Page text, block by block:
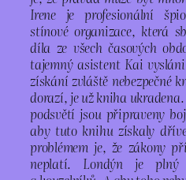
Irene je profesionální
stínové organizace, která
díla ze všech časových
tajemný asistent Kai
získání zvláště nebezpečné
dorazí, je už kniha
podsvětí jsou připraveny
aby tuto knihu získaly
problémem je, že zákony
neplatí. Londýn je plný